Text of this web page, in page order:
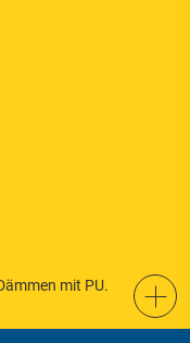
mit PU.